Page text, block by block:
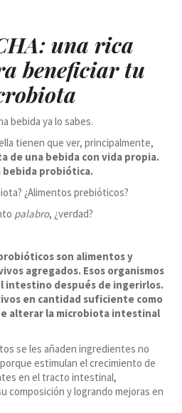
una rica
beneficiar tu
bebida ya lo sabes.
tienen que ver, principalmente,
de una bebida con vida propia.
bebida probiótica.
¿Alimentos prebióticos?
palabro, ¿verdad?
son alimentos y
agregados. Esos organismos
intestino después de ingerirlos.
en cantidad suficiente como
alterar la microbiota intestinal
se les añaden ingredientes no
estimulan el crecimiento de
en el tracto intestinal,
composición y logrando mejoras en